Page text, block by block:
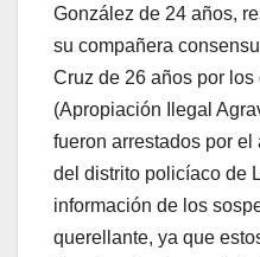
González de 24 años,
su compañera
Cruz de 26 años por los
(Apropiación Ilegal
fueron arrestados por
del distrito policíaco de
información de los
querellante, ya que